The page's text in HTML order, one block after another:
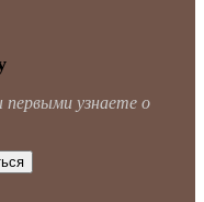
узнаете о